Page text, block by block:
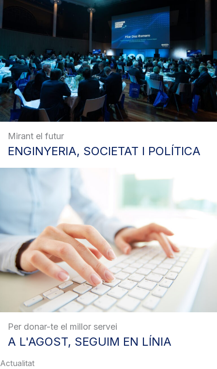
Mirant el futur
ENGINYERIA, SOCIETAT I POLÍTICA
Per donar-te el millor servei
A L'AGOST, SEGUIM EN LÍNIA
Actualitat